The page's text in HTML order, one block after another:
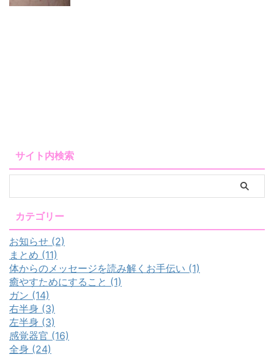
サイト内検索
カテゴリー
お知らせ (2)
まとめ (11)
体からのメッセージを読み解くお手伝い (1)
癒やすためにすること (1)
ガン (14)
右半身 (3)
左半身 (3)
感覚器官 (16)
全身 (24)